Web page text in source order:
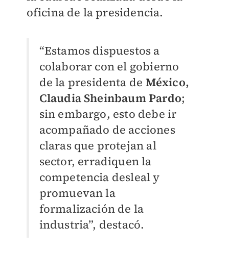
oficina de la presidencia.
“Estamos dispuestos a
colaborar con el gobierno
de la presidenta de México,
Claudia Sheinbaum Pardo;
sin embargo, esto debe ir
acompañado de acciones
claras que protejan al
sector, erradiquen la
competencia desleal y
promuevan la
formalización de la
industria”, destacó.